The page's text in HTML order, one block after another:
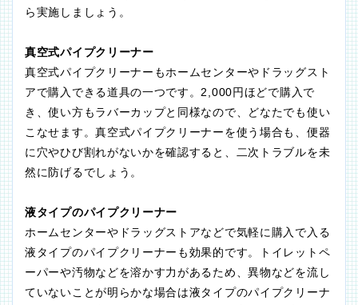
ら実施しましょう。
真空式パイプクリーナー
真空式パイプクリーナーもホームセンターやドラッグスト
アで購入できる道具の一つです。2,000円ほどで購入で
き、使い方もラバーカップと同様なので、どなたでも使い
こなせます。真空式パイプクリーナーを使う場合も、便器
に穴やひび割れがないかを確認すると、二次トラブルを未
然に防げるでしょう。
液タイプのパイプクリーナー
ホームセンターやドラッグストアなどで気軽に購入で入る
液タイプのパイプクリーナーも効果的です。トイレットペ
ーパーや汚物などを溶かす力があるため、異物などを流し
ていないことが明らかな場合は液タイプのパイプクリーナ